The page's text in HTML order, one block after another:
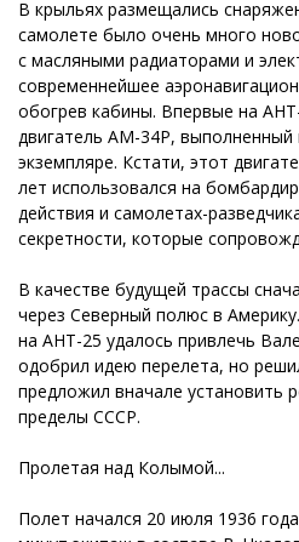
В крыльях размещались
самолете было очень много
с масляными радиаторами и
современнейшее
обогрев кабины. Впервые на
двигатель АМ-34Р, выполненный
экземпляре. Кстати, этот
лет использовался на
действия и самолетах-
секретности, которые
В качестве будущей трассы
через Северный полюс в
на АНТ-25 удалось привлечь
одобрил идею перелета, но
предложил вначале установить
пределы СССР.
Пролетая над Колымой...
Полет начался 20 июля 1936